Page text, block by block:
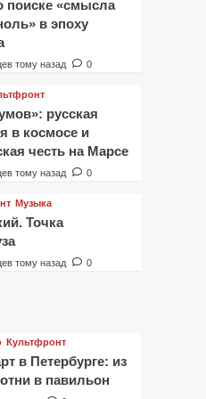
поиске «смысла
в эпоху
тому назад 0
русская
в космосе и
честь на Марсе
тому назад 0
Музыка
Точка
тому назад 0
Культфронт
в Петербурге: из
в павильон